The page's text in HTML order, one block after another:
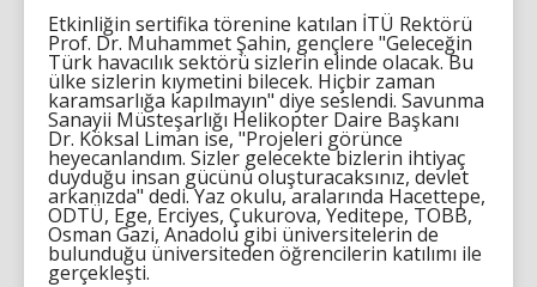
Etkinliğin sertifika törenine katılan İTÜ Rektörü
Prof. Dr. Muhammet Şahin, gençlere "Geleceğin
Türk havacılık sektörü sizlerin elinde olacak. Bu
ülke sizlerin kıymetini bilecek. Hiçbir zaman
karamsarlığa kapılmayın" diye seslendi. Savunma
Sanayii Müsteşarlığı Helikopter Daire Başkanı
Dr. Köksal Liman ise, "Projeleri görünce
heyecanlandım. Sizler gelecekte bizlerin ihtiyaç
duyduğu insan gücünü oluşturacaksınız, devlet
arkanızda" dedi. Yaz okulu, aralarında Hacettepe,
ODTÜ, Ege, Erciyes, Çukurova, Yeditepe, TOBB,
Osman Gazi, Anadolu gibi üniversitelerin de
bulunduğu üniversiteden öğrencilerin katılımı ile
gerçekleşti.